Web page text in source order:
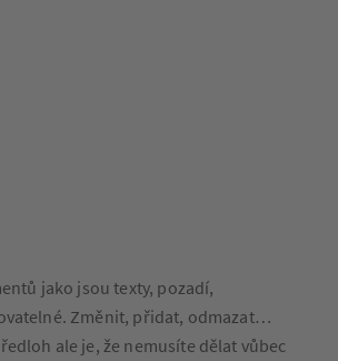
jako jsou texty, pozadí,
Změnit, přidat, odmazat…
ale je, že nemusíte dělat vůbec